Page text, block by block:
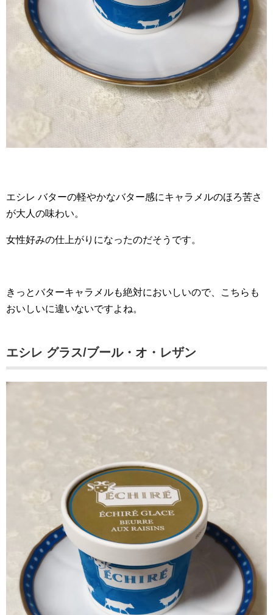
エシレ バターの軽やかなバター感にキャラメルのほろ苦さ
が大人の味わい。
女性好みの仕上がりになったのだそうです。
きっとバターキャラメルも絶対においしいので、こちらも
おいしいに違いないですよね。
エシレ グラス/ブール・オ・レザン